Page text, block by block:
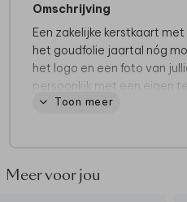
Omschrijving
Een zakelijke kerstkaart
het goudfolie jaartal nóg
het logo en een foto van
persoonlijk met een eigen
Wil je iets aanpassen en
Toon meer
Meer voor jou